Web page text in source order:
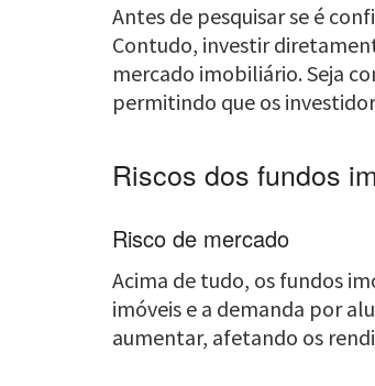
Antes de pesquisar se é
Contudo, investir
mercado imobiliário. Seja
permitindo que os
Riscos dos fundos
Risco de mercado
Acima de tudo, os fundos
imóveis e a demanda por
aumentar, afetando os